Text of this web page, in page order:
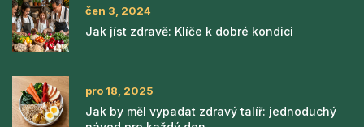
čen 3, 2024
Jak jíst zdravě: Klíče k dobré kondici
pro 18, 2025
Jak by měl vypadat zdravý talíř: jednoduchý